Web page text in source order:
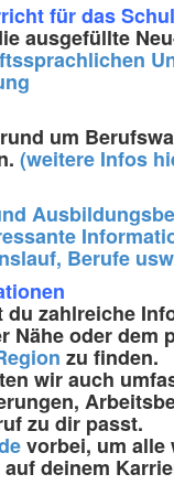
für das
ausgefüllte
um
(weitere Infos
Berufe
du zahlreiche
Nähe oder dem
zu finden.
wir auch
zu dir passt.
vorbei, um
deinem